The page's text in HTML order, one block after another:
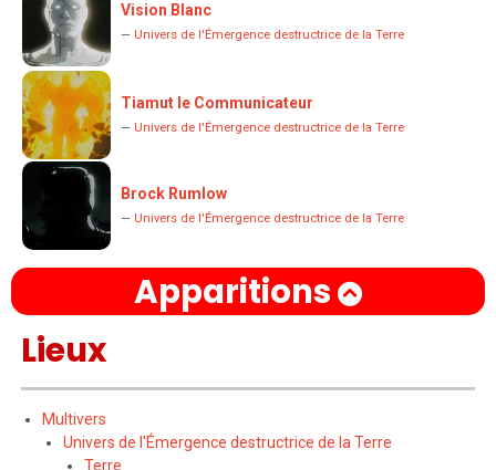
Vision Blanc
— Univers de l'Émergence destructrice de la Terre
Tiamut le Communicateur
— Univers de l'Émergence destructrice de la Terre
Brock Rumlow
— Univers de l'Émergence destructrice de la Terre
Apparitions
Lieux
Multivers
Univers de l'Émergence destructrice de la Terre
Terre